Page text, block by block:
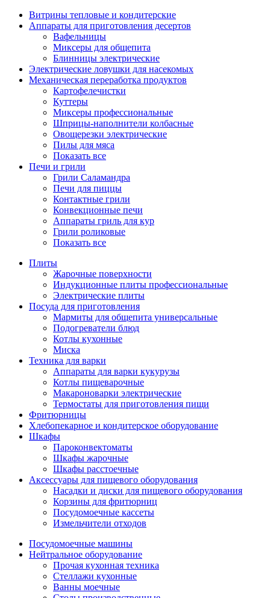
Витрины тепловые и кондитерские
Аппараты для приготовления десертов
Вафельницы
Миксеры для общепита
Блинницы электрические
Электрические ловушки для насекомых
Механическая переработка продуктов
Картофелечистки
Куттеры
Миксеры профессиональные
Шприцы-наполнители колбасные
Овощерезки электрические
Пилы для мяса
Показать все
Печи и грили
Грили Саламандра
Печи для пиццы
Контактные грили
Конвекционные печи
Аппараты гриль для кур
Грили роликовые
Показать все
Плиты
Жарочные поверхности
Индукционные плиты профессиональные
Электрические плиты
Посуда для приготовления
Мармиты для общепита универсальные
Подогреватели блюд
Котлы кухонные
Миска
Техника для варки
Аппараты для варки кукурузы
Котлы пищеварочные
Макароноварки электрические
Термостаты для приготовления пищи
Фритюрницы
Хлебопекарное и кондитерское оборудование
Шкафы
Пароконвектоматы
Шкафы жарочные
Шкафы расстоечные
Аксессуары для пищевого оборудования
Насадки и диски для пищевого оборудования
Корзины для фритюрниц
Посудомоечные кассеты
Измельчители отходов
Посудомоечные машины
Нейтральное оборудование
Прочая кухонная техника
Стеллажи кухонные
Ванны моечные